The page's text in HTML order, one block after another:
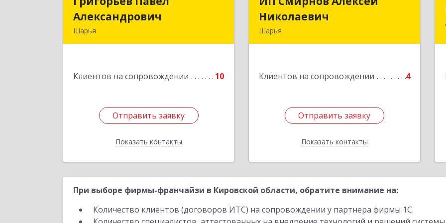
Александрович
Шарья
Клиентов на сопровождении 10
Отправить заявку
Показать контакты
Александрович
Подробнее
Отправить заявку
Назад
Николаевич
Шарья
Клиентов на сопровождении 4
Отправить заявку
Показать контакты
Отправить заявку
Назад
При выборе фирмы-франчайзи в Кировской области, обратите внимание на:
Количество клиентов (договоров ИТС) на сопровождении у партнера фирмы 1С.